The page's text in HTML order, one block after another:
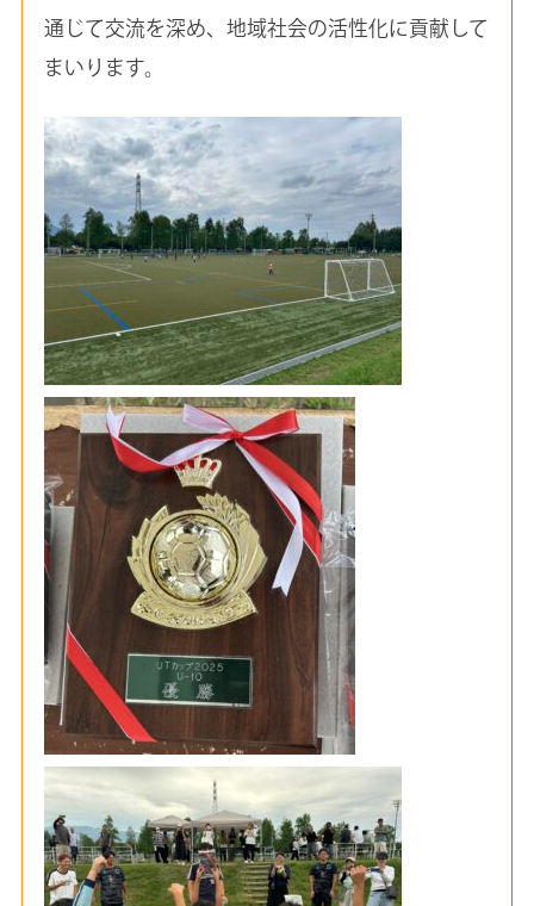
通じて交流を深め、地域社会の活性化に貢献して
まいります。